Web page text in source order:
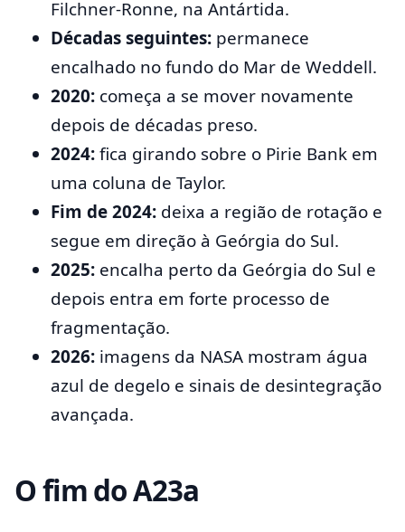
Filchner-Ronne, na Antártida.
Décadas seguintes: permanece
encalhado no fundo do Mar de Weddell.
2020: começa a se mover novamente
depois de décadas preso.
2024:fica girando sobre o Pirie Bank em
uma coluna de Taylor.
Fim de 2024: deixa a região de rotação e
segue em direção à Geórgia do Sul.
2025: encalha perto da Geórgia do Sul e
depois entra em forte processo de
fragmentação.
2026: imagens da NASA mostram água
azul de degelo e sinais de desintegração
avançada.
O fim do A23a